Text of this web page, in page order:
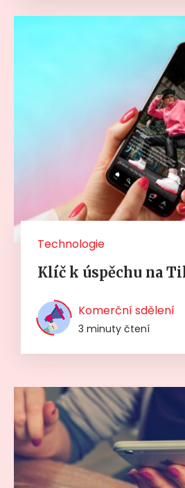
Technologie
Klíč k úspěchu na
Komerční sdělení
3 minuty čtení